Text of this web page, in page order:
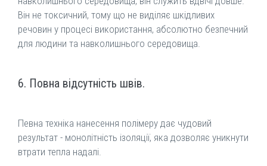
Він не токсичний, тому що не виділяє шкідливих
речовин у процесі використання, абсолютно безпечний
для людини та навколишнього середовища.
6. Повна відсутність швів.
Певна техніка нанесення полімеру дає чудовий
результат - монолітність ізоляції, яка дозволяє уникнути
втрати тепла надалі.